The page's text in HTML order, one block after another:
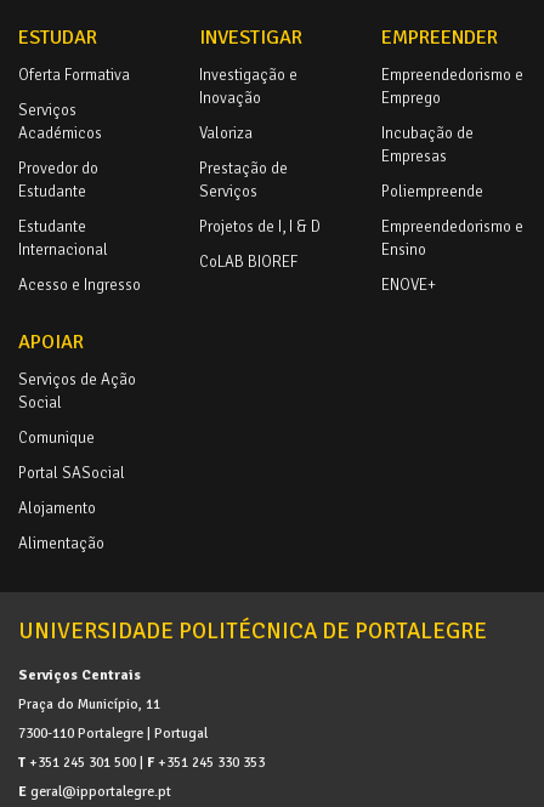
ESTUDAR
Oferta Formativa
Serviços
Académicos
Provedor do
Estudante
Estudante
Internacional
Acesso e Ingresso
INVESTIGAR
Investigação e
Inovação
Valoriza
Prestação de
Serviços
Projetos de I, I & D
CoLAB BIOREF
EMPREENDER
Empreendedorismo e
Emprego
Incubação de
Empresas
Poliempreende
Empreendedorismo e
Ensino
ENOVE+
APOIAR
Serviços de Ação
Social
Comunique
Portal SASocial
Alojamento
Alimentação
UNIVERSIDADE POLITÉCNICA DE PORTALEGRE
Serviços Centrais
Praça do Município, 11
7300-110 Portalegre | Portugal
T +351 245 301 500 | F +351 245 330 353
E geral@ipportalegre.pt